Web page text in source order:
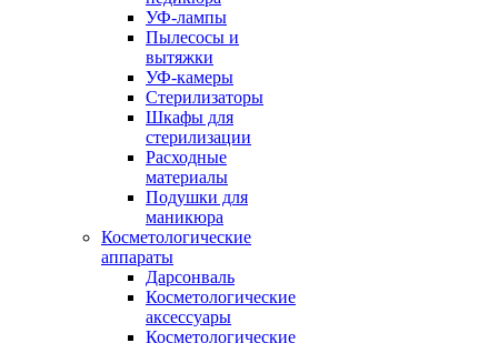
УФ-лампы
Пылесосы и
вытяжки
УФ-камеры
Стерилизаторы
Шкафы для
стерилизации
Расходные
материалы
Подушки для
маникюра
Косметологические
аппараты
Дарсонваль
Косметологические
аксессуары
Косметологические